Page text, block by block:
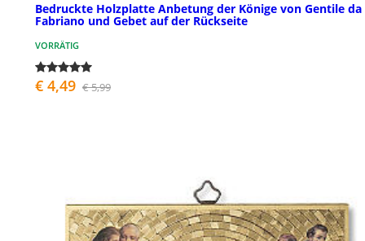
Bedruckte Holzplatte Anbetung der Könige von Gentile da
Fabriano und Gebet auf der Rückseite
VORRÄTIG
€ 4,49 € 5,99